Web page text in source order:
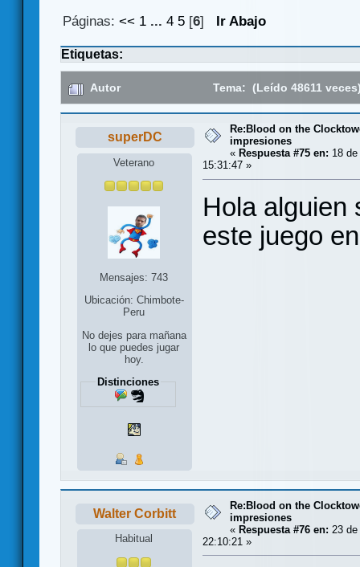
Páginas:<< 1 ...4 5 [6] Ir Abajo
Etiquetas:
Autor Tema: (Leído 48611
superDC
Veterano
Mensajes: 743
Ubicación: Chimbote-
Peru
No dejes para mañana
lo que puedes jugar
hoy.
Distinciones
Re:Blood on the
impresiones
« Respuesta #75 en: 18
15:31:47 »
Hola alguien
este juego
Walter Corbitt
Habitual
Re:Blood on the
impresiones
« Respuesta #76 en: 23
22:10:21 »